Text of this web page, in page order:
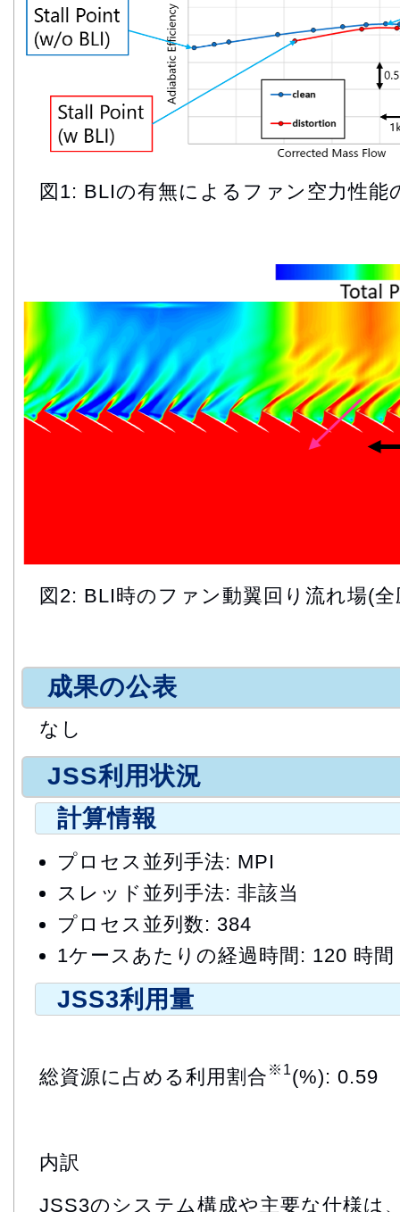
図1: BLIの有無によるファン空力性能
図2: BLI時のファン動翼回り流れ場(
成果の公表
なし
JSS利用状況
計算情報
プロセス並列手法: MPI
スレッド並列手法: 非該当
プロセス並列数: 384
1ケースあたりの経過時間: 120 時間
JSS3利用量
総資源に占める利用割合 ※1(%): 0.59
内訳
JSS3のシステム構成や主要な仕様は